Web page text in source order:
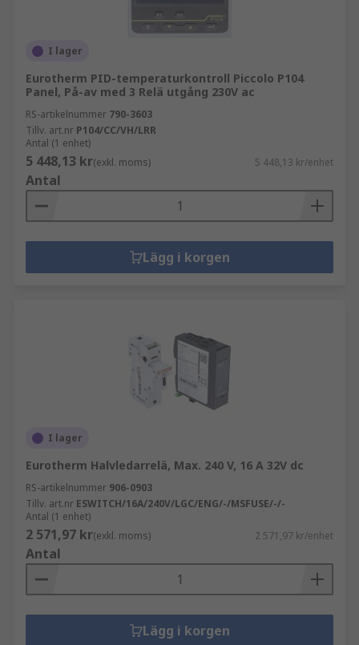
I lager
Eurotherm PID-temperaturkontroll Piccolo P104
Panel, På-av med 3 Relä utgång 230V ac
RS-artikelnummer 790-3603
Tillv. art.nr P104/CC/VH/LRR
Antal (1 enhet)
5 448,13 kr(exkl. moms) 5 448,13 kr/enhet
Antal
Lägg i korgen
I lager
Eurotherm Halvledarrelä, Max. 240 V, 16 A 32V dc
RS-artikelnummer 906-0903
Tillv. art.nr ESWITCH/16A/240V/LGC/ENG/-/MSFUSE/-/-
Antal (1 enhet)
2 571,97 kr(exkl. moms) 2 571,97 kr/enhet
Antal
Lägg i korgen